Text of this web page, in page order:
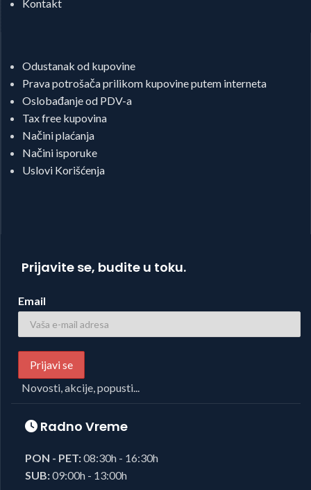
Kontakt
Odustanak od kupovine
Prava potrošača prilikom kupovine putem interneta
Oslobađanje od PDV-a
Tax free kupovina
Načini plaćanja
Načini isporuke
Uslovi Korišćenja
Prijavite se, budite u toku.
Email
Novosti, akcije, popusti...
Radno Vreme
PON - PET:08:30h - 16:30h
SUB:09:00h - 13:00h